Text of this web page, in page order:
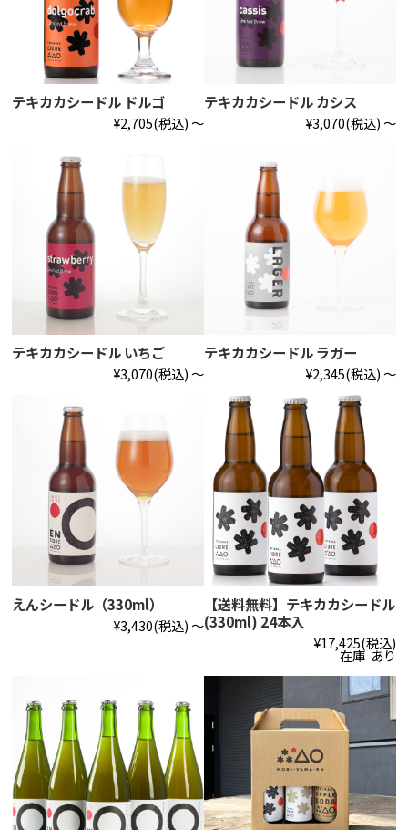
テキカカシードル ドルゴ
¥2,705(税込)～
テキカカシードル カシス
¥3,070(税込)～
テキカカシードル いちご
¥3,070(税込)～
テキカカシードル ラガー
¥2,345(税込)～
えんシードル（330ml）
¥3,430(税込)～
【送料無料】テキカカシードル
(330ml) 24本入
¥17,425(税込)
在庫 あり